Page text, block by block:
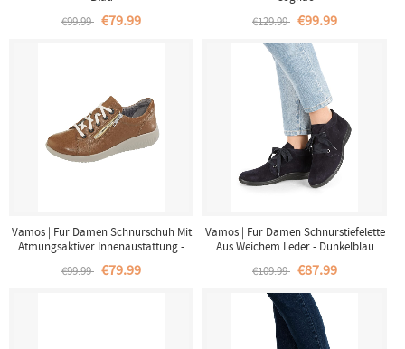
€99.99 €79.99
€129.99 €99.99
Vamos | Fur Damen Schnurschuh Mit
Atmungsaktiver Innenaustattung -
€99.99 €79.99
Vamos | Fur Damen Schnurstiefelette
Aus Weichem Leder - Dunkelblau
€109.99 €87.99